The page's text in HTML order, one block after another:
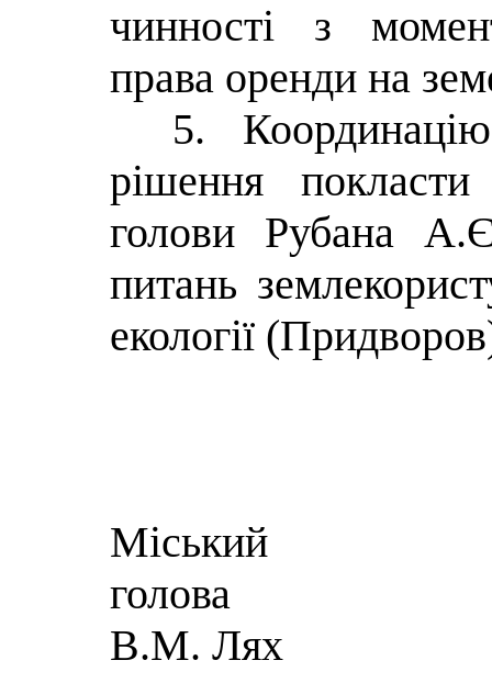
чинності з
права оренди на
5.
рішення
голови Рубана
питань
екології
Міський
В.М. Лях